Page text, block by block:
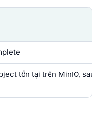
tồn tại trên MinIO, sau